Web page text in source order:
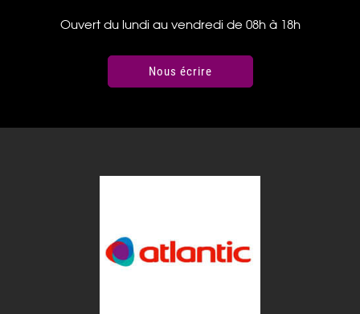
Ouvert du lundi au vendredi de 08h à 18h
Nous écrire